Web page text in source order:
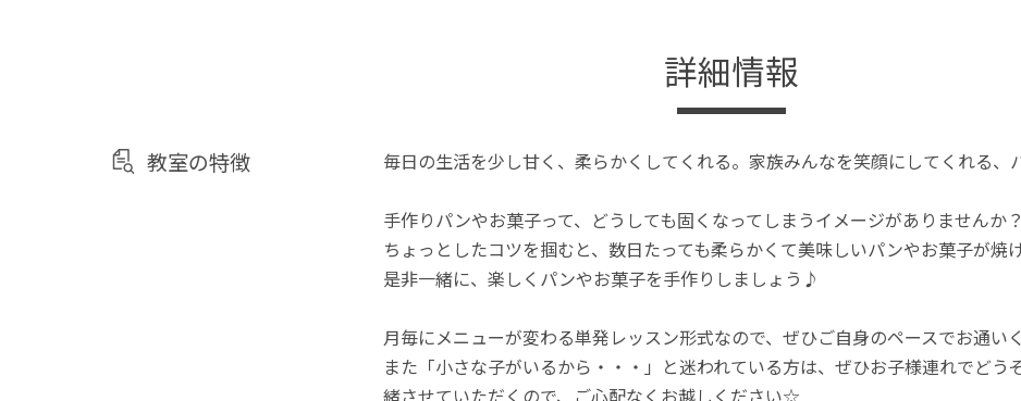
詳細情報
教室の特徴 毎日の生活を少し甘く、柔らかくしてくれる。家族みんなを笑顔にしてくれる、
手作りパンやお菓子って、どうしても固くなってしまうイメージがありませんか？
ちょっとしたコツを掴むと、数日たっても柔らかくて美味しいパンやお菓子が焼
是非一緒に、楽しくパンやお菓子を手作りしましょう♪
月毎にメニューが変わる単発レッスン形式なので、ぜひご自身のペースでお通い
また「小さな子がいるから・・・」と迷われている方は、ぜひお子様連れでど
緒させていただくので、ご心配なくお越しください☆